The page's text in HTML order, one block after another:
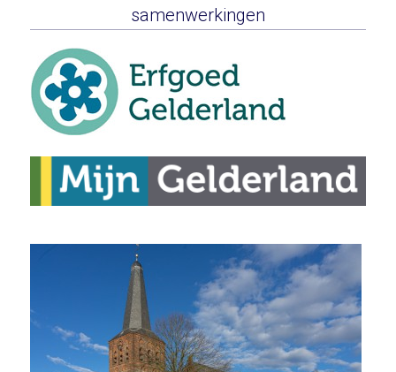
samenwerkingen